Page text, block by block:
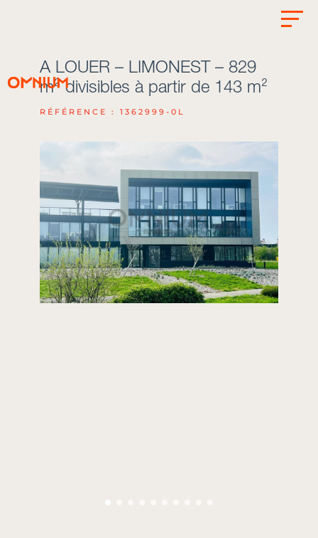
A LOUER – LIMONEST – 829
m² divisibles à partir de 143 m²
RÉFÉRENCE : 1362999-0L